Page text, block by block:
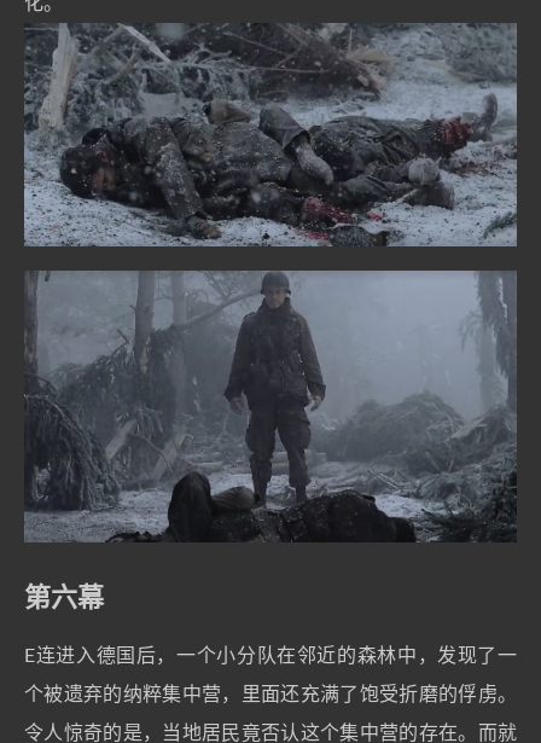
第六幕
E连进入德国后，一个小分队在邻近的森林中，发现了一
个被遗弃的纳粹集中营，里面还充满了饱受折磨的俘虏。
令人惊奇的是，当地居民竟否认这个集中营的存在。而就